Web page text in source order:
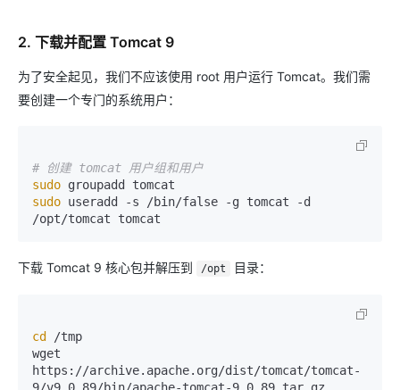
2. 下载并配置 Tomcat 9
为了安全起见，我们不应该使用 root 用户运行 Tomcat。我们需
要创建一个专门的系统用户：
# 创建 tomcat 用户组和用户
sudo
sudo useradd -s /bin/false -g tomcat -d
下载 Tomcat 9 核心包并解压到 /opt 目录：
cd
/tmp
wget
https://archive.apache.org/dist/tomcat/tomcat-